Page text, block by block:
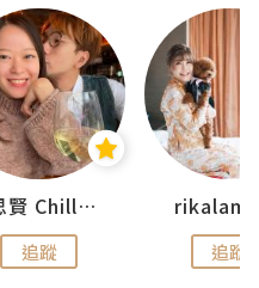
思思賢 ChillMyBabe
追蹤 追蹤